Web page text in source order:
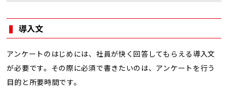
導入文
アンケートのはじめには、社員が快く回答してもらえる導入文
が必要です。その際に必須で書きたいのは、アンケートを行う
目的と所要時間です。